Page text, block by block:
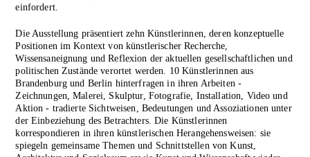
einfordert.
Die Ausstellung präsentiert zehn Künstlerinnen, deren konzeptuelle
Positionen im Kontext von künstlerischer Recherche,
Wissensaneignung und Reflexion der aktuellen gesellschaftlichen und
politischen Zustände verortet werden. 10 Künstlerinnen aus
Brandenburg und Berlin hinterfragen in ihren Arbeiten -
Zeichnungen, Malerei, Skulptur, Fotografie, Installation, Video und
Aktion - tradierte Sichtweisen, Bedeutungen und Assoziationen unter
der Einbeziehung des Betrachters. Die Künstlerinnen
korrespondieren in ihren künstlerischen Herangehensweisen: sie
spiegeln gemeinsame Themen und Schnittstellen von Kunst,